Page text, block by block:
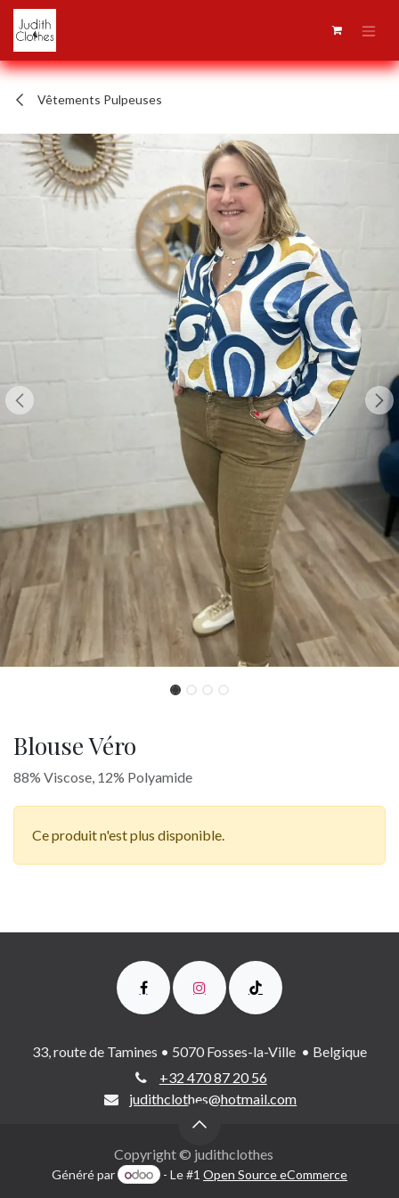
Se rendre au contenu
Vêtements Pulpeuses
Blouse Véro
88% Viscose, 12% Polyamide
Ce produit n'est plus disponible.
33, route de Tamines • 5070 Fosses-la-Ville • Belgique
+32 470 87 20 56
judithclothes@hotmail.com
Copyright © judithclothes
Généré par - Le #1Open Source eCommerce